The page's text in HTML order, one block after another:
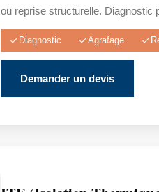
ou reprise structurelle. Diagnostic
Diagnostic Agrafage
Demander un devis